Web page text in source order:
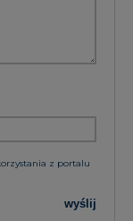
z portalu
wyślij